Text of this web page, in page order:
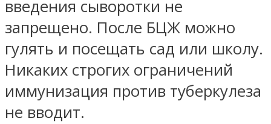
введения сыворотки не
запрещено. После БЦЖ можно
гулять и посещать сад или школу.
Никаких строгих ограничений
иммунизация против туберкулеза
не вводит.